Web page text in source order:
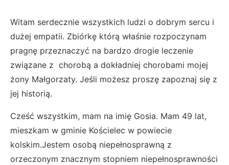
Witam serdecznie wszystkich ludzi o dobrym sercu i
dużej empatii. Zbiórkę którą właśnie rozpoczynam
pragnę przeznaczyć na bardzo drogie leczenie
związane z chorobą a dokładniej chorobami mojej
żony Małgorzaty. Jeśli możesz proszę zapoznaj się z
jej historią.
Cześć wszystkim, mam na imię Gosia. Mam 49 lat,
mieszkam w gminie Kościelec w powiecie
kolskim.Jestem osobą niepełnosprawną z
orzeczonym znacznym stopniem niepełnosprawności